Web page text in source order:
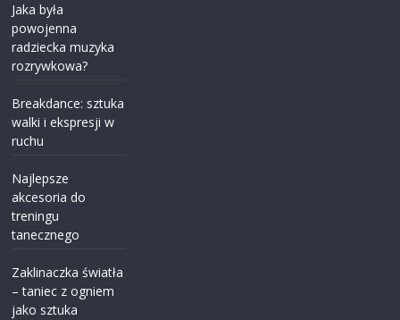
Jaka była
powojenna
radziecka muzyka
rozrywkowa?
Breakdance: sztuka
walki i ekspresji w
ruchu
Najlepsze
akcesoria do
treningu
tanecznego
Zaklinaczka światła
– taniec z ogniem
jako sztuka